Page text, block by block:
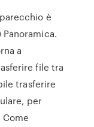
è
a
file tra
trasferire
per